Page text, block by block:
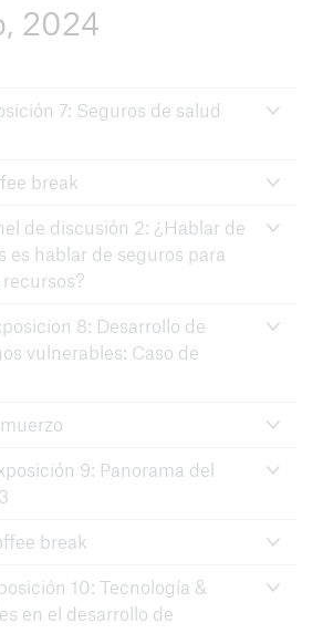
2024
7: Seguros de salud
break
de discusión 2: ¿Hablar de
es hablar de seguros para
8: Desarrollo de
vulnerables: Caso de
9: Panorama del
break
10: Tecnología &
en el desarrollo de